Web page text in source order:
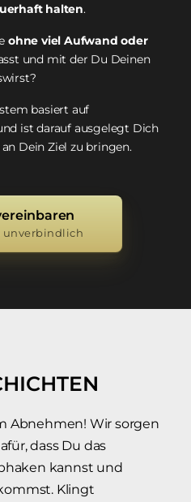
halten.
ohne viel Aufwand oder
und mit der Du Deinen
basiert auf
Dein Ziel zu bringen.
unverbindlich
Abnehmen! Wir sorgen
dass Du das
kannst und
Klingt